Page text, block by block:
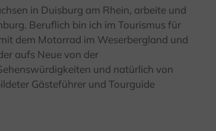
in Duisburg am Rhein, arbeite und
Beruflich bin ich im Tourismus für
dem Motorrad im Weserbergland und
aufs Neue von der
und natürlich von
Gästeführer und Tourguide